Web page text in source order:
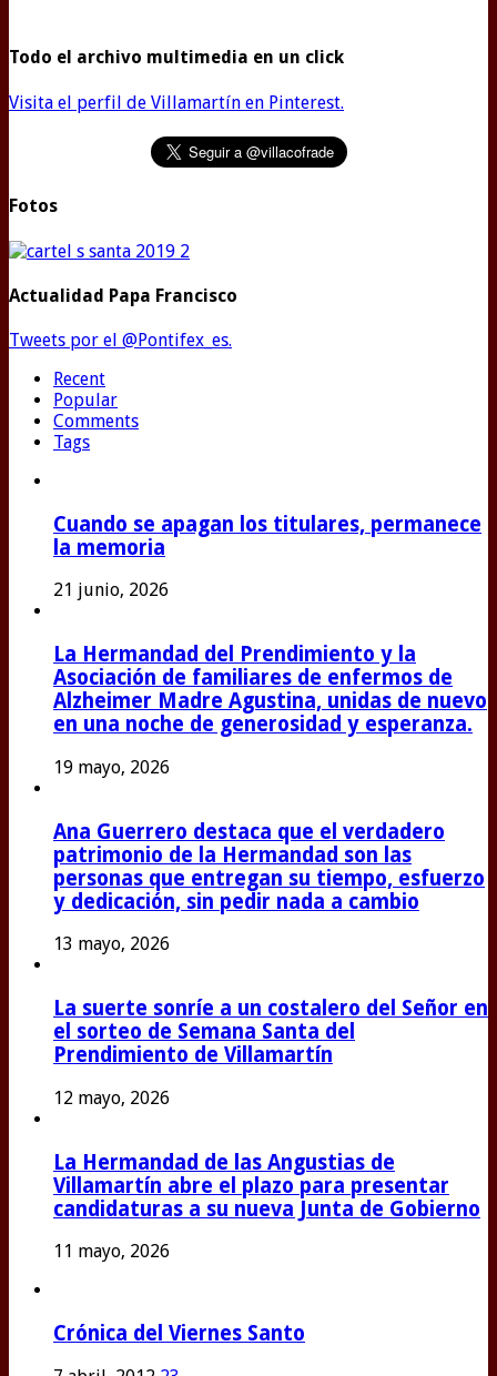
Todo el archivo multimedia en un click
Visita el perfil de Villamartín en Pinterest.
Fotos
Actualidad Papa Francisco
Tweets por el @Pontifex_es.
Recent
Popular
Comments
Tags
Cuando se apagan los titulares, permanece
la memoria
21 junio, 2026
La Hermandad del Prendimiento y la
Asociación de familiares de enfermos de
Alzheimer Madre Agustina, unidas de nuevo
en una noche de generosidad y esperanza.
19 mayo, 2026
Ana Guerrero destaca que el verdadero
patrimonio de la Hermandad son las
personas que entregan su tiempo, esfuerzo
y dedicación, sin pedir nada a cambio
13 mayo, 2026
La suerte sonríe a un costalero del Señor en
el sorteo de Semana Santa del
Prendimiento de Villamartín
12 mayo, 2026
La Hermandad de las Angustias de
Villamartín abre el plazo para presentar
candidaturas a su nueva Junta de Gobierno
11 mayo, 2026
Crónica del Viernes Santo